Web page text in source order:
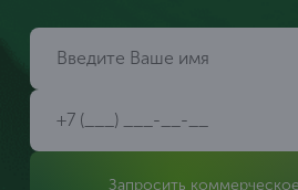
Запросить